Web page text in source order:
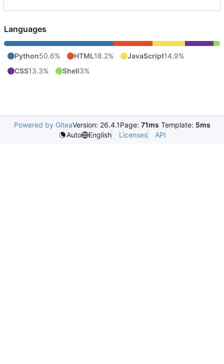
Languages
Python50.6% HTML18.2% JavaScript14.9%
CSS13.3% Shell3%
Powered by GiteaVersion: 26.4.1Page: 71ms Template: 5ms
Auto
English Licenses API